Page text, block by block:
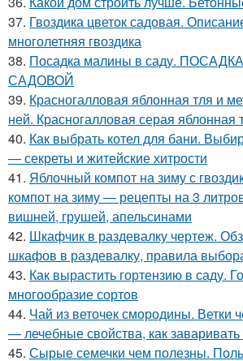
37. Гвоздика цветок садовая.
многолетняя гвоздика
38. Посадка малины в саду.
САДОВОЙ
39. Красногалловая яблонная тля и
ней. Красногалловая серая яблонная
40. Как выбрать котел для бани.
— секреты и житейские хитрости
41. Яблочный компот на зиму с
компот на зиму — рецепты на 3
вишней, грушей, апельсинами
42. Шкафчик в раздевалку чертеж.
шкафов в раздевалку, правила
43. Как вырастить гортензию в саду.
многообразие сортов
44. Чай из веточек смородины. Ветки
— лечебные свойства, как заваривать
45. Сырые семечки чем полезны.